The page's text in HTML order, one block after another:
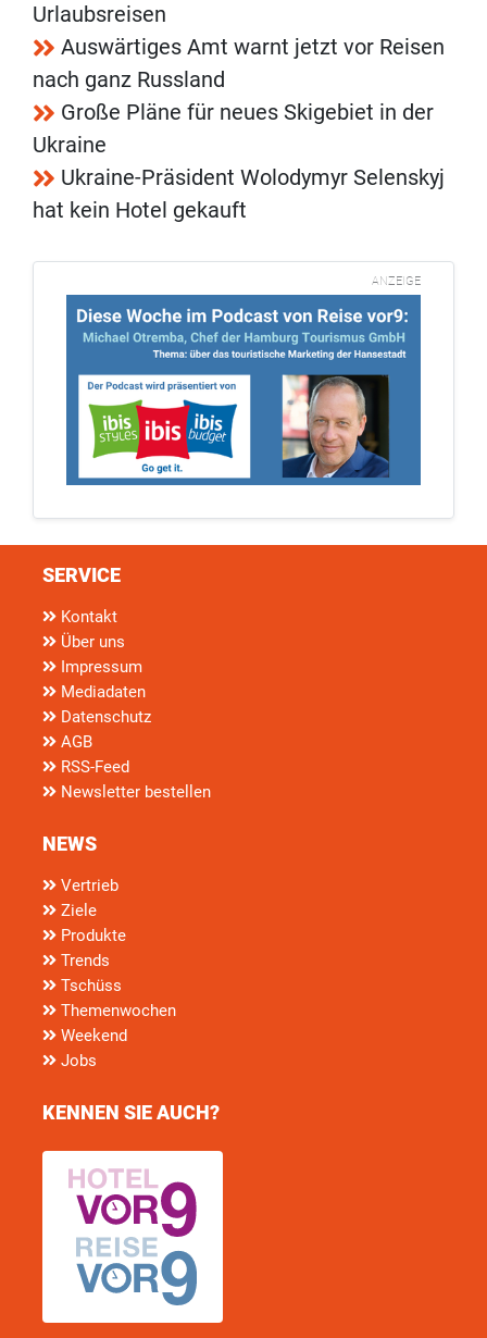
Urlaubsreisen
Auswärtiges Amt warnt jetzt vor Reisen
nach ganz Russland
Große Pläne für neues Skigebiet in der
Ukraine
Ukraine-Präsident Wolodymyr Selenskyj
hat kein Hotel gekauft
ANZEIGE
SERVICE
Kontakt
Über uns
Impressum
Mediadaten
Datenschutz
AGB
RSS-Feed
Newsletter bestellen
NEWS
Vertrieb
Ziele
Produkte
Trends
Tschüss
Themenwochen
Weekend
Jobs
KENNEN SIE AUCH?